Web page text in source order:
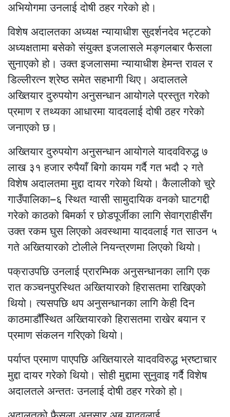
अभियोगमा उनलाई दोषी ठहर गरेको हो।
विशेष अदालतका अध्यक्ष न्यायाधीश सुदर्शनदेव भट्टको
अध्यक्षतामा बसेको संयुक्त इजलासले मङ्गलबार फैसला
सुनाएको हो। उक्त इजलासमा न्यायाधीश हेमन्त रावल र
डिल्लीरत्न श्रेष्ठ समेत सहभागी थिए। अदालतले
अख्तियार दुरुपयोग अनुसन्धान आयोगले प्रस्तुत गरेको
प्रमाण र तथ्यका आधारमा यादवलाई दोषी ठहर गरेको
जनाएको छ।
अख्तियार दुरुपयोग अनुसन्धान आयोगले यादवविरुद्ध ७
लाख ३१ हजार रुपैयाँ बिगो कायम गर्दै गत भदौ २ गते
विशेष अदालतमा मुद्दा दायर गरेको थियो। कैलालीको चुरे
गाउँपालिका–६ स्थित ग्वासी सामुदायिक वनको घाटगद्दी
गरेको काठको बिमर्का र छोडपूर्जीका लागि सेवाग्राहीसँग
उक्त रकम घुस लिएको अवस्थामा यादवलाई गत साउन ५
गते अख्तियारको टोलीले नियन्त्रणमा लिएको थियो।
पक्राउपछि उनलाई प्रारम्भिक अनुसन्धानका लागि एक
रात कञ्चनपुरस्थित अख्तियारको हिरासतमा राखिएको
थियो। त्यसपछि थप अनुसन्धानका लागि केही दिन
काठमाडौँस्थित अख्तियारको हिरासतमा राखेर बयान र
प्रमाण संकलन गरिएको थियो।
पर्याप्त प्रमाण पाएपछि अख्तियारले यादवविरुद्ध भ्रष्टाचार
मुद्दा दायर गरेको थियो। सोही मुद्दामा सुनुवाइ गर्दै विशेष
अदालतले अन्ततः उनलाई दोषी ठहर गरेको हो।